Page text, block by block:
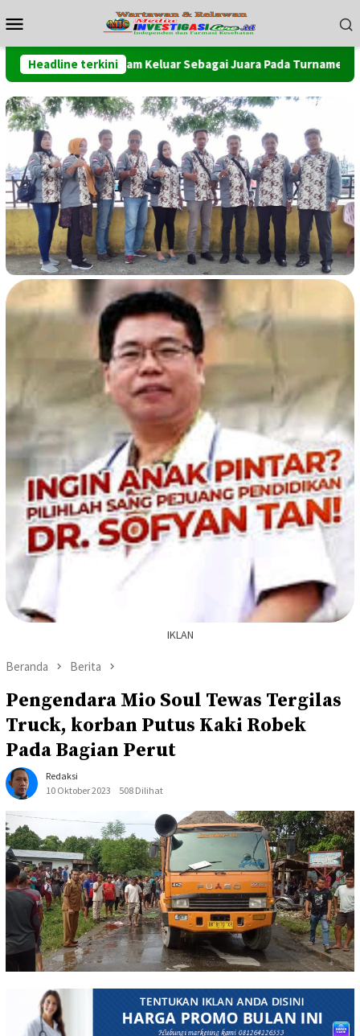
ke
Mobile
Headline terkini
Tim Poldam Keluar Sebagai Juara Pada Turnamen Futsal Pemko
IKLAN
Beranda Berita
Pengendara Mio Soul Tewas Tergilas
Truck, korban Putus Kaki Robek
Pada Bagian Perut
Redaksi
10 Oktober 2023
508 Dilihat